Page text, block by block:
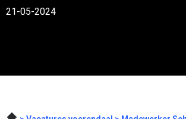
21-05-2024